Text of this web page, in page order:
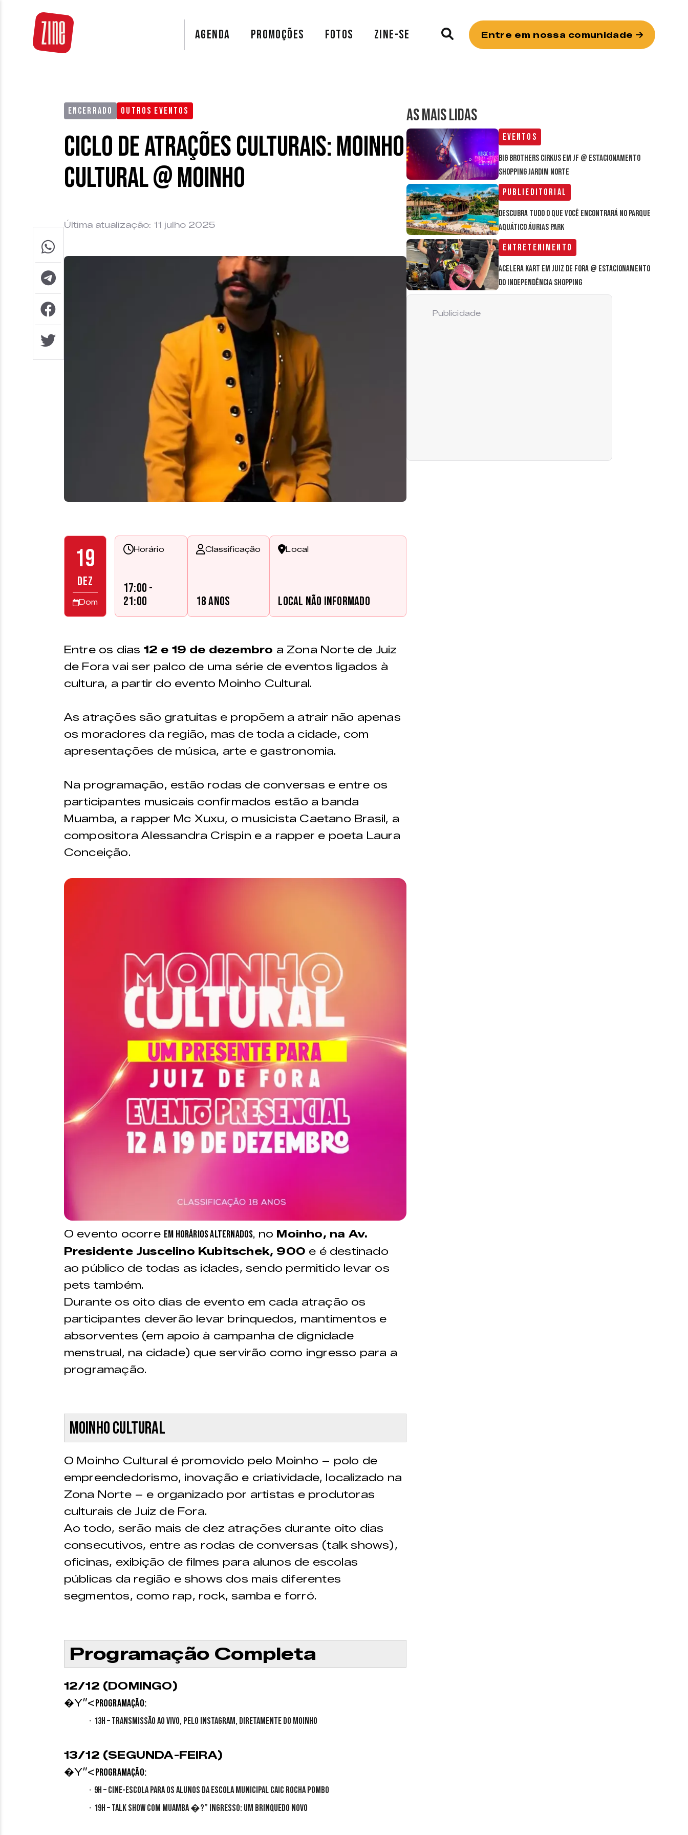
AGENDA PROMOÇÕES FOTOS ZINE-SE Entre em nossa comunidade
ENCERRADO OUTROS EVENTOS
Ciclo de Atrações Culturais: Moinho
Cultural @ Moinho
Última atualização: 11 julho 2025
19
DEZ
Dom
Horário
17:00 -
21:00
Classificação
18 anos
Local
Local não informado
Entre os dias 12 e 19 de dezembro a Zona Norte de Juiz
de Fora vai ser palco de uma série de eventos ligados à
cultura, a partir do evento Moinho Cultural.
As atrações são gratuitas e propõem a atrair não apenas
os moradores da região, mas de toda a cidade, com
apresentações de música, arte e gastronomia.
Na programação, estão rodas de conversas e entre os
participantes musicais confirmados estão a banda
Muamba, a rapper Mc Xuxu, o musicista Caetano Brasil, a
compositora Alessandra Crispin e a rapper e poeta Laura
Conceição.
O evento ocorre em horários alternados, no Moinho, na Av.
Presidente Juscelino Kubitschek, 900 e é destinado
ao público de todas as idades, sendo permitido levar os
pets também.
Durante os oito dias de evento em cada atração os
participantes deverão levar brinquedos, mantimentos e
absorventes (em apoio à campanha de dignidade
menstrual, na cidade) que servirão como ingresso para a
programação.
Moinho Cultural
O Moinho Cultural é promovido pelo Moinho – polo de
empreendedorismo, inovação e criatividade, localizado na
Zona Norte – e organizado por artistas e produtoras
culturais de Juiz de Fora.
Ao todo, serão mais de dez atrações durante oito dias
consecutivos, entre as rodas de conversas (talk shows),
oficinas, exibição de filmes para alunos de escolas
públicas da região e shows dos mais diferentes
segmentos, como rap, rock, samba e forró.
Programação Completa
12/12 (DOMINGO)
�Y”<Programação:
· 13h – Transmissão ao vivo, pelo Instagram, diretamente do Moinho
13/12 (SEGUNDA-FEIRA)
�Y”<Programação:
· 9h – Cine-Escola para os alunos da Escola Municipal CAIC Rocha Pombo
· 19h – Talk show com Muamba �?” Ingresso: um brinquedo novo
AS MAIS LIDAS
Eventos
Big Brothers Cirkus em JF @ estacionamento
Shopping Jardim Norte
Publieditorial
Descubra tudo o que você encontrará no parque
aquático Áurias Park
Entretenimento
Acelera Kart em Juiz de Fora @ estacionamento
do Independência Shopping
Publicidade